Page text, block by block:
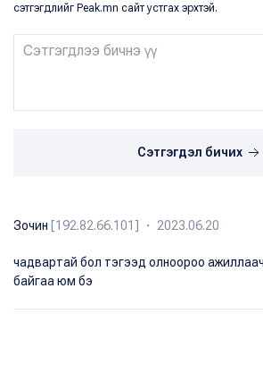
сэтгэгдлийг Peak.mn сайт устгах эрхтэй.
Сэтгэгдэл бичих
Зочин [192.82.66.101] ・ 2023.06.20
чадвартай бол тэгээд олноороо
байгаа юм бэ